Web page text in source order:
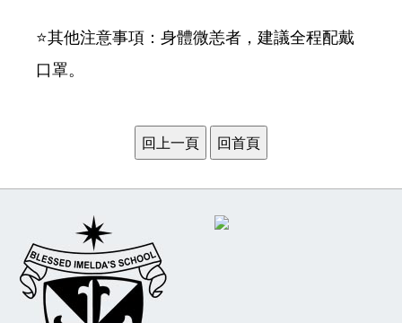
⭐其他注意事項：身體微恙者，建議全程配戴
口罩。